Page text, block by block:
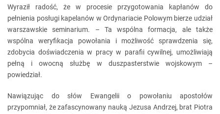
Wyraził radość, że w procesie przygotowania kapłanów do
pełnienia posługi kapelanów w Ordynariacie Polowym bierze udział
warszawskie seminarium. – Ta wspólna formacja, ale także
wspólna weryfikacja powołania i możliwość sprawdzenia się,
zdobycia doświadczenia w pracy w parafii cywilnej, umożliwiają
pełną i owocną służbę w duszpasterstwie wojskowym –
powiedział.
Nawiązując do słów Ewangelii o powołaniu apostołów
przypomniał, że zafascynowany nauką Jezusa Andrzej, brat Piotra